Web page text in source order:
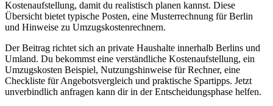
Kostenaufstellung, damit du realistisch planen kannst. Diese
Übersicht bietet typische Posten, eine Musterrechnung für Berlin
und Hinweise zu Umzugskostenrechnern.
Der Beitrag richtet sich an private Haushalte innerhalb Berlins und
Umland. Du bekommst eine verständliche Kostenaufstellung, ein
Umzugskosten Beispiel, Nutzungshinweise für Rechner, eine
Checkliste für Angebotsvergleich und praktische Spartipps. Jetzt
unverbindlich anfragen kann dir in der Entscheidungsphase helfen.